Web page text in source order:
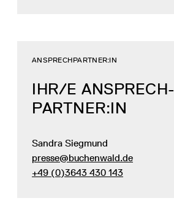
IHR/E ANSPRECH­
PARTNER:IN
ANSPRECHPARTNER:IN
Sandra Siegmund
presse@buchenwald.de
+49 (0)3643 430 143